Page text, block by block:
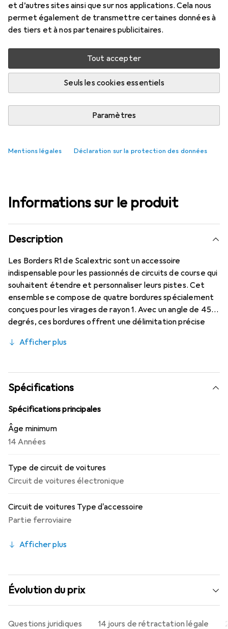
et d’autres sites ainsi que sur nos applications. Cela nous
permet également de transmettre certaines données à
des tiers et à nos partenaires publicitaires.
Tout accepter
Seuls les cookies essentiels
Paramètres
Mentions légales Déclaration sur la protection des données
Livré entre sam, 22/8 et mar, 1/9
M'informer si le produit est disponible plus tôt
Ajouter au panier
Livraison gratuite à partir de 39,–
Informations sur le produit
Description
Les Borders R1 de Scalextric sont un accessoire
indispensable pour les passionnés de circuits de course qui
souhaitent étendre et personnaliser leurs pistes. Cet
ensemble se compose de quatre bordures spécialement
conçues pour les virages de rayon 1. Avec un angle de 45
degrés, ces bordures offrent une délimitation précise
des véhicules pendant la course. L'utilisation de ces
de créer différents agencements, enrichissant ainsi
l'expérience de jeu. Les Borders R1 sont compatibles avec
les circuits de course électroniques et offrent une
manière simple d'élargir la piste sans nécessiter de pièces
partir de 14 ans et encouragent la créativité ainsi que la
pensée stratégique lors de la construction de circuits.
Afficher plus
Spécifications
Spécifications principales
Âge minimum
14 Années
Type de circuit de voitures
Circuit de voitures électronique
Circuit de voitures Type d'accessoire
Partie ferroviaire
Afficher plus
Évolution du prix
14 jours de rétractation légale
Questions juridiques